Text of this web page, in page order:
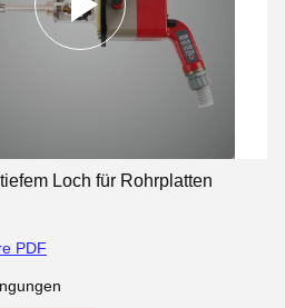
Loch für Rohrplatten
PDF